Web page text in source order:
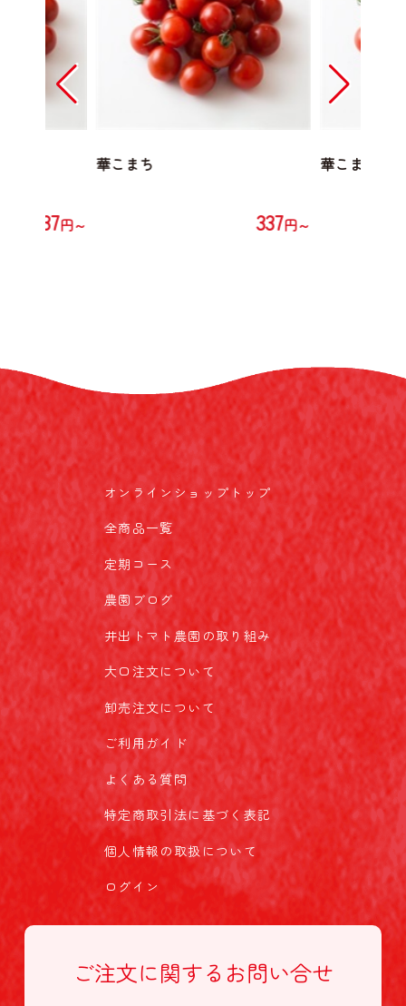
337円～
華こまち
337円～
華こまち
オンラインショップトップ
全商品一覧
定期コース
農園ブログ
井出トマト農園の取り組み
大口注文について
卸売注文について
ご利用ガイド
よくある質問
特定商取引法に基づく表記
個人情報の取扱について
ログイン
ご注文に関する お問い合せ